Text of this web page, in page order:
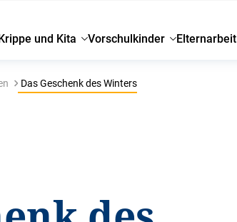
und Kita Vorschulkinder Elternarbeit
Das Geschenk des Winters